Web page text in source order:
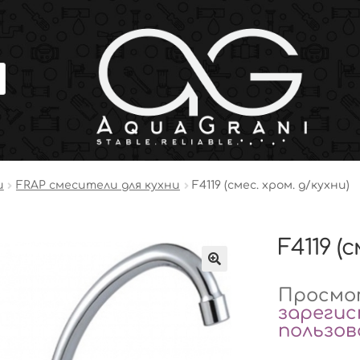
FRAP смесители для кухни F4119 (смес. хром. д/кухни)
F4119